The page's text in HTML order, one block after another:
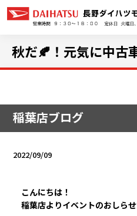
秋だ🍂！元気に中古
稲葉店ブログ
2022/09/09
こんにちは！
稲葉店よりイベントのおしらせ